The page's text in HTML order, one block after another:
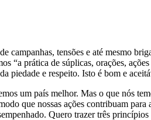
campanhas, tensões e até mesmo
“a prática de súplicas, orações,
piedade e respeito. Isto é bom e
um país melhor. Mas o que nós
que nossas ações contribuam
Quero trazer três